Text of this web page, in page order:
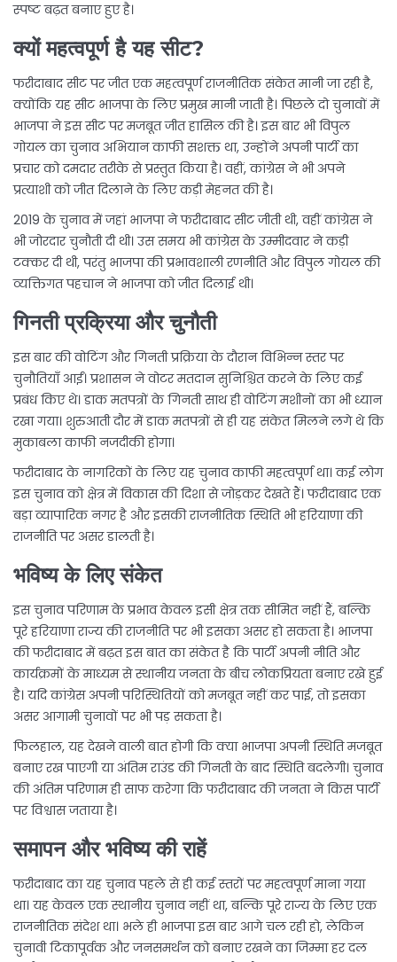
स्पष्ट बढ़त बनाए हुए है।
क्यों महत्वपूर्ण है यह सीट?
फरीदाबाद सीट पर जीत एक महत्वपूर्ण राजनीतिक संकेत मानी जा रही है,
क्योंकि यह सीट भाजपा के लिए प्रमुख मानी जाती है। पिछले दो चुनावों में
भाजपा ने इस सीट पर मजबूत जीत हासिल की है। इस बार भी विपुल
गोयल का चुनाव अभियान काफी सशक्त था, उन्होंने अपनी पार्टी का
प्रचार को दमदार तरीके से प्रस्तुत किया है। वहीं, कांग्रेस ने भी अपने
प्रत्याशी को जीत दिलाने के लिए कड़ी मेहनत की है।
2019 के चुनाव में जहां भाजपा ने फरीदाबाद सीट जीती थी, वहीं कांग्रेस ने
भी जोरदार चुनौती दी थी। उस समय भी कांग्रेस के उम्मीदवार ने कड़ी
टक्कर दी थी, परंतु भाजपा की प्रभावशाली रणनीति और विपुल गोयल की
व्यक्तिगत पहचान ने भाजपा को जीत दिलाई थी।
गिनती प्रक्रिया और चुनौती
इस बार की वोटिंग और गिनती प्रक्रिया के दौरान विभिन्न स्तर पर
चुनौतियाँ आईं। प्रशासन ने वोटर मतदान सुनिश्चित करने के लिए कई
प्रबंध किए थे। डाक मतपत्रों के गिनती साथ ही वोटिंग मशीनों का भी ध्यान
रखा गया। शुरुआती दौर में डाक मतपत्रों से ही यह संकेत मिलने लगे थे कि
मुकाबला काफी नजदीकी होगा।
फरीदाबाद के नागरिकों के लिए यह चुनाव काफी महत्वपूर्ण था। कई लोग
इस चुनाव को क्षेत्र में विकास की दिशा से जोड़कर देखते हैं। फरीदाबाद एक
बड़ा व्यापारिक नगर है और इसकी राजनीतिक स्थिति भी हरियाणा की
राजनीति पर असर डालती है।
भविष्य के लिए संकेत
इस चुनाव परिणाम के प्रभाव केवल इसी क्षेत्र तक सीमित नहीं हैं, बल्कि
पूरे हरियाणा राज्य की राजनीति पर भी इसका असर हो सकता है। भाजपा
की फरीदाबाद में बढ़त इस बात का संकेत है कि पार्टी अपनी नीति और
कार्यक्रमों के माध्यम से स्थानीय जनता के बीच लोकप्रियता बनाए रखे हुई
है। यदि कांग्रेस अपनी परिस्थितियों को मजबूत नहीं कर पाई, तो इसका
असर आगामी चुनावों पर भी पड़ सकता है।
फिलहाल, यह देखने वाली बात होगी कि क्या भाजपा अपनी स्थिति मजबूत
बनाए रख पाएगी या अंतिम राउंड की गिनती के बाद स्थिति बदलेगी। चुनाव
की अंतिम परिणाम ही साफ करेगा कि फरीदाबाद की जनता ने किस पार्टी
पर विश्वास जताया है।
समापन और भविष्य की राहें
फरीदाबाद का यह चुनाव पहले से ही कई स्तरों पर महत्वपूर्ण माना गया
था। यह केवल एक स्थानीय चुनाव नहीं था, बल्कि पूरे राज्य के लिए एक
राजनीतिक संदेश था। भले ही भाजपा इस बार आगे चल रही हो, लेकिन
चुनावी टिकापूर्वक और जनसमर्थन को बनाए रखने का जिम्मा हर दल